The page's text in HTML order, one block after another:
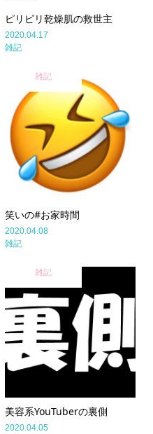
ピリピリ乾燥肌の救世主
2020.04.17
雑記
雑記
笑いの#お家時間
2020.04.08
雑記
雑記
美容系YouTuberの裏側
2020.04.05